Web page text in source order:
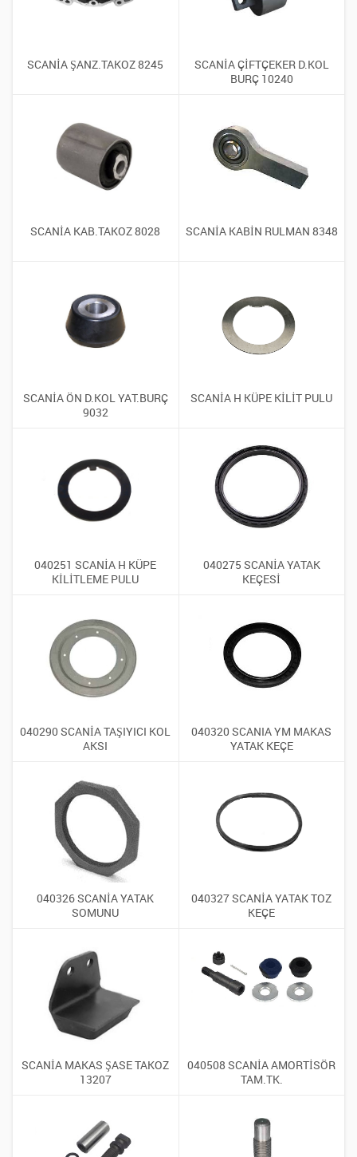
SCANİA ŞANZ.TAKOZ 8245
SCANİA ÇİFTÇEKER D.KOL
BURÇ 10240
SCANİA KAB.TAKOZ 8028 SCANİA KABİN RULMAN 8348
SCANİA ÖN D.KOL YAT.BURÇ
9032
SCANİA H KÜPE KİLİT PULU
040251 SCANİA H KÜPE
KİLİTLEME PULU
040275 SCANİA YATAK
KEÇESİ
040290 SCANİA TAŞIYICI KOL
AKSI
040320 SCANIA YM MAKAS
YATAK KEÇE
040326 SCANİA YATAK
SOMUNU
040327 SCANİA YATAK TOZ
KEÇE
SCANİA MAKAS ŞASE TAKOZ
13207
040508 SCANİA AMORTİSÖR
TAM.TK.